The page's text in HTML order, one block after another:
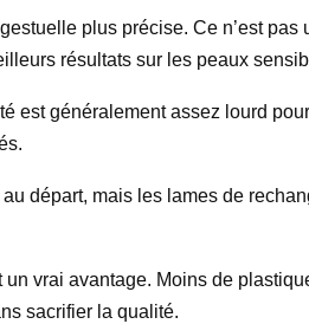
plus précise. Ce n’est
résultats sur les peaux
est généralement assez lourd
départ, mais les lames de
un vrai avantage. Moins de
sacrifier la qualité.